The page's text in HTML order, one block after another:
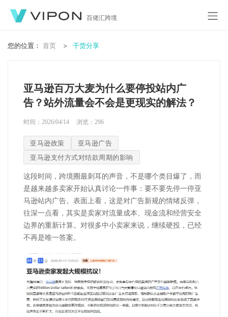
百佬汇跨境
您的位置： 首页 干货分享
亚马逊百万大麦为什么要停投站内广
告？站外流量会不会是更现实的解法？
时间：2026/04/14 浏览： 296
亚马逊政策
亚马逊广告
亚马逊支付方式对结款周期的影响
这段时间，跨境圈最刺耳的声音，不是哪个类目爆了，而
是越来越多卖家开始认真讨论一件事：要不要先停一停亚
马逊站内广告。表面上看，这是对广告新规的情绪反弹，
往深一点看，其实是卖家对流量成本、现金流和经营安全
边界的重新计算。对很多中小卖家来说，继续硬投，已经
不再是唯一答案。